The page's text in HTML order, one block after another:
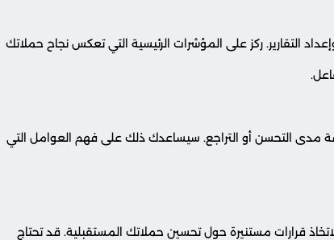
التقارير. ركز على المؤشرات الرئيسية التي تعكس نجاح حملاتك
مدى التحسن أو التراجع. سيساعدك ذلك على فهم العوامل التي
لاتخاذ قرارات مستنيرة حول تحسين حملاتك المستقبلية. قد تحتاج